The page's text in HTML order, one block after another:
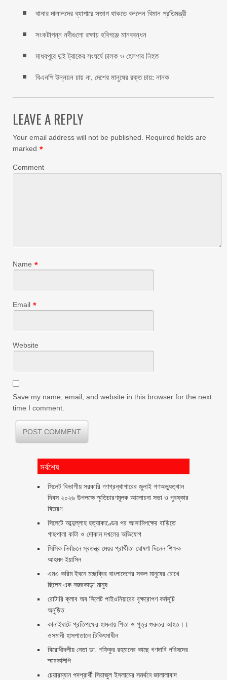
থানার দালালদের ব্যাপারে সজাগ থাকতে বললেন বিমান প্রতিমন্ত্রী
সংকটাপন্ন নদীগুলো রক্ষায় হবিগঞ্জে মানববন্ধন
মাধবপুরে দুই ট্রাকের সংঘর্ষে চালক ও হেলপার নিহত
বিএনপি উন্নয়ন চায় না, দেশের মানুষের রক্ত চায়: নানক
LEAVE A REPLY
Your email address will not be published.
Required fields are
marked *
Comment
Name *
Email *
Website
Save my name, email, and website in this browser for the next
time I comment.
সর্বশেষ
সিলেট বিভাগীয় সরকারি গণগ্রন্থাগারের জুলাই গণঅভ্যুত্থান
দিবস ২০২৬ উপলক্ষে স্মৃতিচারণমূলক আলোচনা সভা ও পুরষ্কার
বিতরণ ‎ ‎
সিলেটে আব্দুল্লাহ হত্যাকাণ্ডের পর আসামিপক্ষের বাড়িতে
গাছপালা কাটা ও দোকান দখলের অভিযোগ
সিসিক নির্বাচনে স্বতন্ত্র মেয়র প্রার্থীতা ঘোষণা দিলেন শিক্ষক
আহমদ ইয়াসিন
এমএ করিম ইবনে মচ্ছব্বির বাংলাদেশের সকল মানুষের চোখে
ছিলেন এক নজরকাড়া মানুষ ‎
রোটারি ক্লাব অব সিলেট পাইওনিয়ারের বৃক্ষরোপণ কর্মসূচি
অনুষ্ঠিত
কানাইঘাটে প্রতিপক্ষের হামলায় পিতা ও পুত্র গুরুতর আহত।।
ওসমানী হাসপাতালে চিকিৎসাধীন
বিরোধীদলীয় নেতা ডা. শফিকুর রহমানের কাছে গণদাবি পরিষদের
স্মারকলিপি ‎
চেয়ারম্যান পদপ্রার্থী সিরাজুল ইসলামের সমর্থনে জালালাবাদ